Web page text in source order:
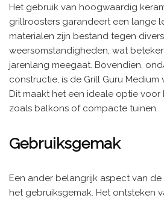
Het gebruik van hoogwaardig
grillroosters garandeert een lange
materialen zijn bestand tegen
weersomstandigheden, wat
jarenlang meegaat. Bovendien,
constructie, is de Grill Guru Medium
Dit maakt het een ideale optie voor
zoals balkons of compacte tuinen.
Gebruiksgemak
Een ander belangrijk aspect van de
het gebruiksgemak. Het ontsteken